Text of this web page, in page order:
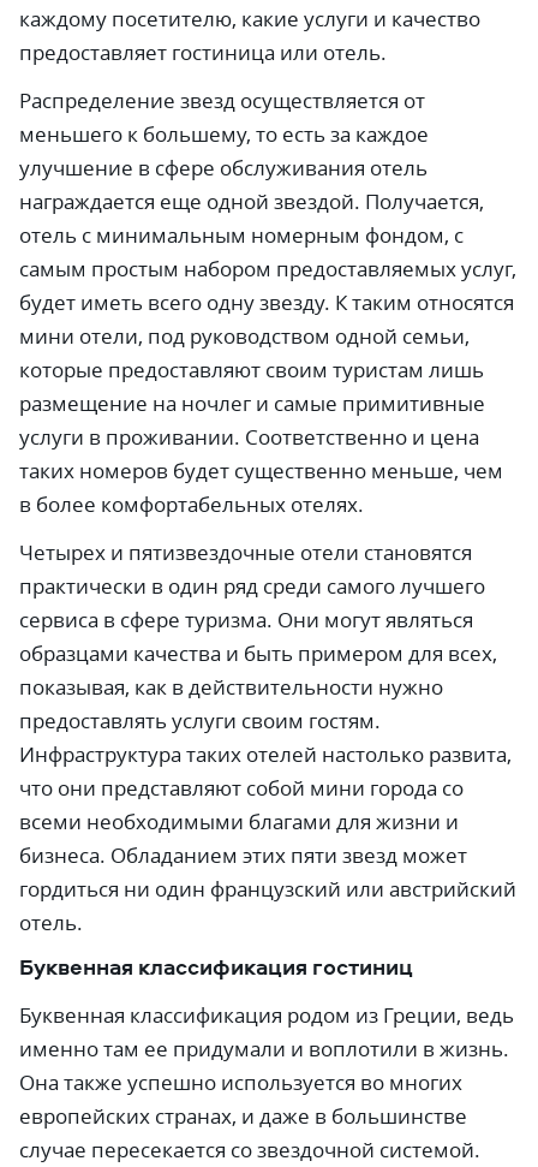
каждому посетителю, какие услуги и качество
предоставляет гостиница или отель.
Распределение звезд осуществляется от
меньшего к большему, то есть за каждое
улучшение в сфере обслуживания отель
награждается еще одной звездой. Получается,
отель с минимальным номерным фондом, с
самым простым набором предоставляемых услуг,
будет иметь всего одну звезду. К таким относятся
мини отели, под руководством одной семьи,
которые предоставляют своим туристам лишь
размещение на ночлег и самые примитивные
услуги в проживании. Соответственно и цена
таких номеров будет существенно меньше, чем
в более комфортабельных отелях.
Четырех и пятизвездочные отели становятся
практически в один ряд среди самого лучшего
сервиса в сфере туризма. Они могут являться
образцами качества и быть примером для всех,
показывая, как в действительности нужно
предоставлять услуги своим гостям.
Инфраструктура таких отелей настолько развита,
что они представляют собой мини города со
всеми необходимыми благами для жизни и
бизнеса. Обладанием этих пяти звезд может
гордиться ни один французский или австрийский
отель.
Буквенная классификация гостиниц
Буквенная классификация родом из Греции, ведь
именно там ее придумали и воплотили в жизнь.
Она также успешно используется во многих
европейских странах, и даже в большинстве
случае пересекается со звездочной системой.